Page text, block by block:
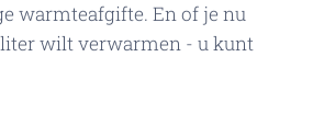
warmteafgifte. En of je nu
liter wilt verwarmen - u kunt